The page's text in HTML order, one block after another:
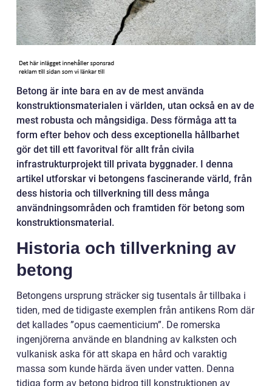
Betong är inte bara en av de mest använda
konstruktionsmaterialen i världen, utan också en av de
mest robusta och mångsidiga. Dess förmåga att ta
form efter behov och dess exceptionella hållbarhet
gör det till ett favoritval för allt från civila
infrastrukturprojekt till privata byggnader. I denna
artikel utforskar vi betongens fascinerande värld, från
dess historia och tillverkning till dess många
användningsområden och framtiden för betong som
konstruktionsmaterial.
Historia och tillverkning av
betong
Betongens ursprung sträcker sig tusentals år tillbaka i
tiden, med de tidigaste exemplen från antikens Rom där
det kallades ”opus caementicium”. De romerska
ingenjörerna använde en blandning av kalksten och
vulkanisk aska för att skapa en hård och varaktig
massa som kunde härda även under vatten. Denna
tidiga form av betong bidrog till konstruktionen av